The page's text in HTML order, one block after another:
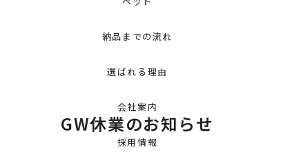
納品までの流れ
選ばれる理由
会社案内
採用情報
GW休業のお知らせ